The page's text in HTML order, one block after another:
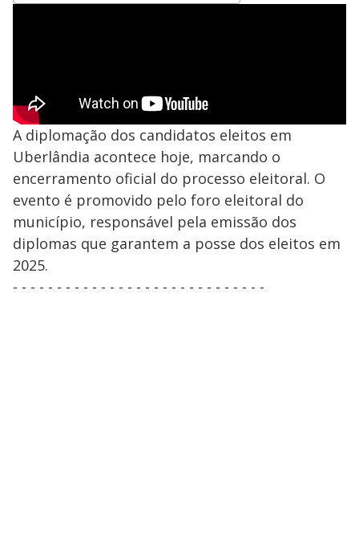
A diplomação dos candidatos eleitos em
Uberlândia acontece hoje, marcando o
encerramento oficial do processo eleitoral. O
evento é promovido pelo foro eleitoral do
município, responsável pela emissão dos
diplomas que garantem a posse dos eleitos em
2025.
- - - - - - - - - - - - - - - - - - - - - - - - - - - - -